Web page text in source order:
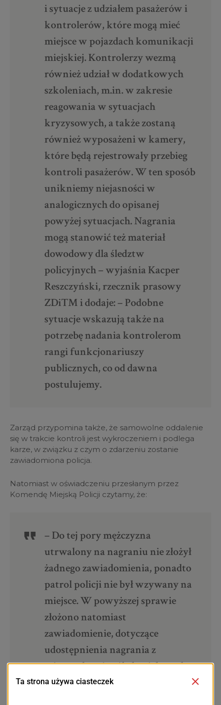
i sytuacje z udziałem pasażerów i
kontrolerów, które mogą mieć
miejsce w pojazdach komunikacji
miejskiej. Kontrolerzy wezmą
również udział w dodatkowych
szkoleniach, m.in. w zakresie
reagowania w sytuacjach
kryzysowych, a także zostaną
również wyposażeni w kamery,
które będą rejestrowały przebieg
kontroli pasażerów. W ten sposób
unikniemy niejasności w
analogicznych do opisanej
powyżej sytuacjach. Nagrania
mogą stanowić też materiał
dowodowy dla śledztw
policyjnych – wyjaśnia Kacper
Reszczyński, rzecznik prasowy
ZDiTM i dodaje: – Podobne
sytuacje wskazują także na
potrzebę nadania kontrolerom
rangi funkcjonariuszy
publicznych, co od dawna
postulujemy.
Zarząd przypomina także, że samowolne oddalenie
się w trakcie kontroli jest wykroczeniem i podlega
karze, w związku z czym o zdarzeniu zostanie
zawiadomiona policja.
Natomiast w oświadczeniu przesłanym przez
Komendę Miejską Policji czytamy, że:
– Do tej pory mężczyzna
utrwalony na nagraniu nie złożył
żadnego zawiadomienia, ponadto
patrol policji nie był wzywany na
miejsce. W powyższej sprawie
złożono natomiast
zawiadomienie, dotyczące
udostępnienia nagrania z
wizerunkami osób, bez ich zgody.
Trwają czynności – poinformował